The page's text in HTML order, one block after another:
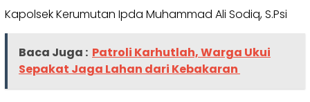
Kapolsek Kerumutan Ipda Muhammad Ali Sodiq, S.Psi
Baca Juga : Patroli Karhutlah, Warga Ukui
Sepakat Jaga Lahan dari Kebakaran